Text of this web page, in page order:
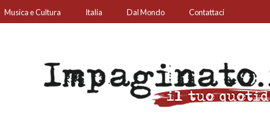
Musica e Cultura Italia Dal Mondo Contattaci